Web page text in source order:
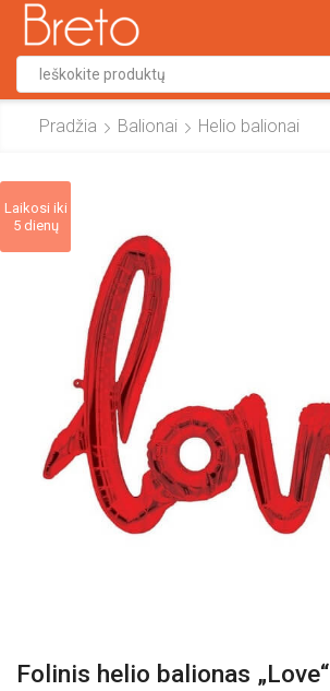
input
Pradžia Balionai Helio balionai
Laikosi iki
5 dienų
Folinis helio balionas „Love“